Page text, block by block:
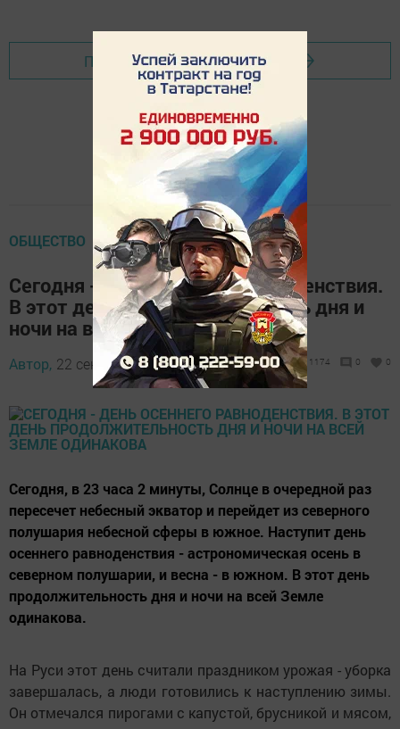
Перейти на страницу новости
ОБЩЕСТВО
Сегодня - день осеннего равноденствия.
В этот день продолжительность дня и
ночи на всей Земле одинакова
Автор, 22 сентября 2017 - 11:18 1174 0 0
Сегодня, в 23 часа 2 минуты, Солнце в очередной раз
пересечет небесный экватор и перейдет из северного
полушария небесной сферы в южное. Наступит день
осеннего равноденствия - астрономическая осень в
северном полушарии, и весна - в южном. В этот день
продолжительность дня и ночи на всей Земле
одинакова.
На Руси этот день считали праздником урожая - уборка
завершалась, а люди готовились к наступлению зимы.
Он отмечался пирогами с капустой, брусникой и мясом,